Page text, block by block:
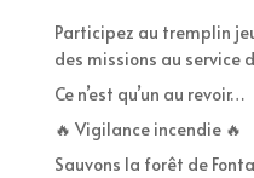
Participez au tremplin
des missions au service
Ce n’est qu’un au revoir…
🔥 Vigilance incendie 🔥
Sauvons la forêt de